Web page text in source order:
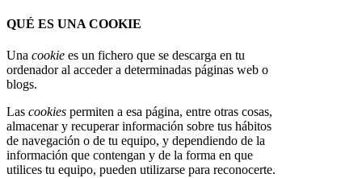
QUÉ ES UNA COOKIE
Una cookie es un fichero que se descarga en tu
ordenador al acceder a determinadas páginas web o
blogs.
Las cookies permiten a esa página, entre otras cosas,
almacenar y recuperar información sobre tus hábitos
de navegación o de tu equipo, y dependiendo de la
información que contengan y de la forma en que
utilices tu equipo, pueden utilizarse para reconocerte.